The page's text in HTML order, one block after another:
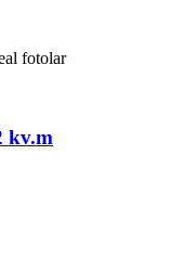
fotolar
kv.m